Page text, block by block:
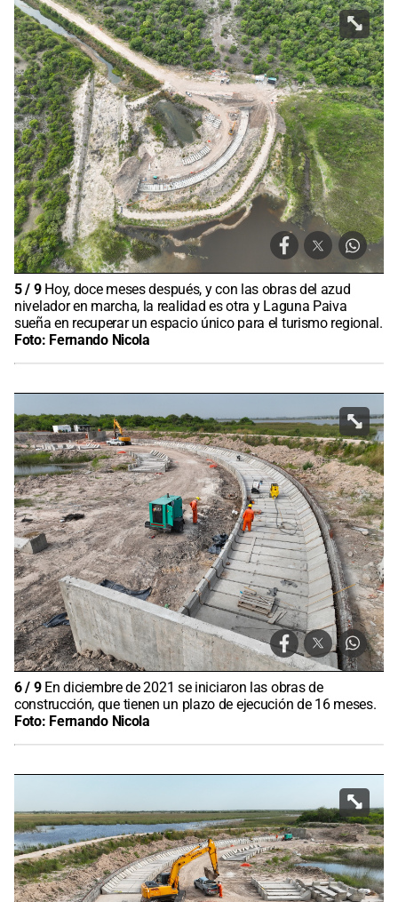
5/ 9 Hoy, doce meses después, y con las obras del azud
nivelador en marcha, la realidad es otra y Laguna Paiva
sueña en recuperar un espacio único para el turismo regional.
Foto: Fernando Nicola
6/ 9 En diciembre de 2021 se iniciaron las obras de
construcción, que tienen un plazo de ejecución de 16 meses.
Foto: Fernando Nicola